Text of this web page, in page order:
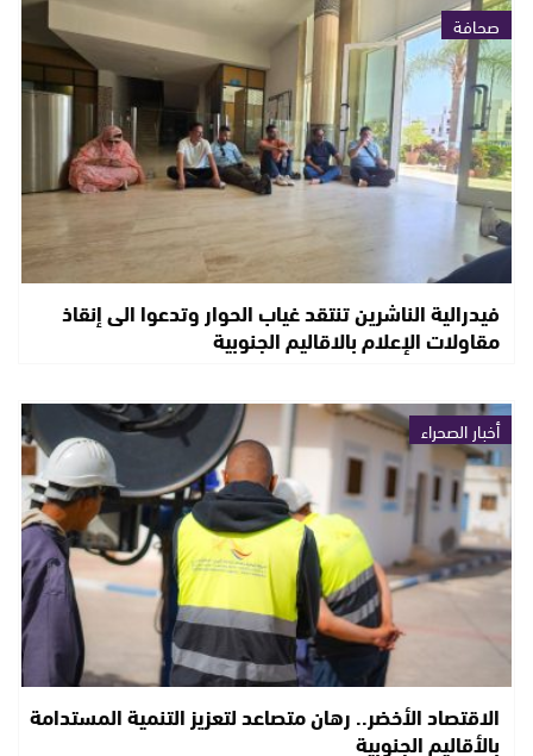
صحافة
فيدرالية الناشرين تنتقد غياب الحوار وتدعوا الى إنقاذ
مقاولات الإعلام بالاقاليم الجنوبية
أخبار الصحراء
الاقتصاد الأخضر.. رهان متصاعد لتعزيز التنمية المستدامة
بالأقاليم الجنوبية